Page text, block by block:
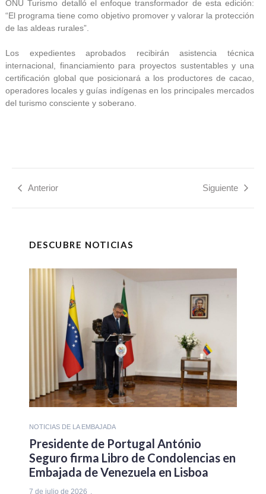
ONU Turismo detalló el enfoque transformador de esta edición:
“El programa tiene como objetivo promover y valorar la protección
de las aldeas rurales”.
Los expedientes aprobados recibirán asistencia técnica
internacional, financiamiento para proyectos sustentables y una
certificación global que posicionará a los productores de cacao,
operadores locales y guías indígenas en los principales mercados
del turismo consciente y soberano.
Anterior Siguiente
DESCUBRE NOTICIAS
NOTICIAS DE LA EMBAJADA
Presidente de Portugal António
Seguro firma Libro de Condolencias en
Embajada de Venezuela en Lisboa
7 de julio de 2026